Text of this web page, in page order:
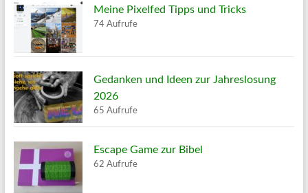
Meine Pixelfed Tipps und Tricks
74 Aufrufe
Gedanken und Ideen zur Jahreslosung
2026
65 Aufrufe
Escape Game zur Bibel
62 Aufrufe